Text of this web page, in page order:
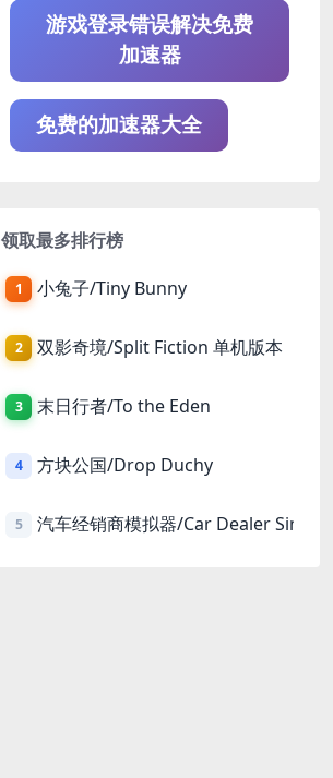
游戏登录错误解决免费
加速器
免费的加速器大全
领取最多排行榜
1 小兔子/Tiny Bunny
2 双影奇境/Split Fiction 单机版本
3 末日行者/To the Eden
4 方块公国/Drop Duchy
5 汽车经销商模拟器/Car Dealer